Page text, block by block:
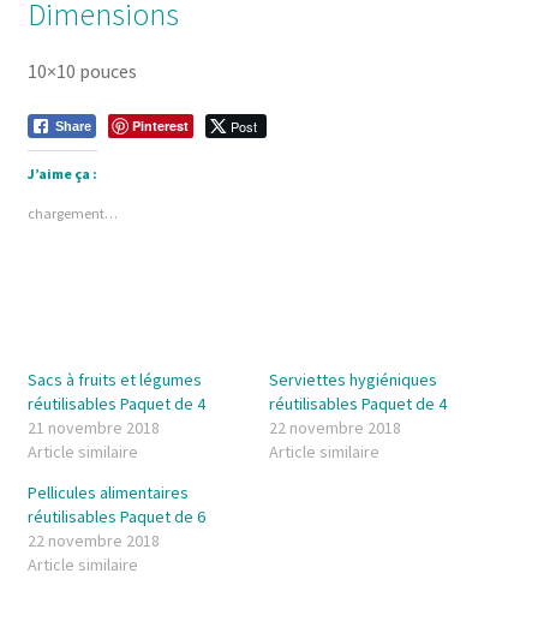
Dimensions
10×10 pouces
Share Pinterest Post
J’aime ça :
chargement…
Sacs à fruits et légumes
réutilisables Paquet de 4
21 novembre 2018
Article similaire
Serviettes hygiéniques
réutilisables Paquet de 4
22 novembre 2018
Article similaire
Pellicules alimentaires
réutilisables Paquet de 6
22 novembre 2018
Article similaire